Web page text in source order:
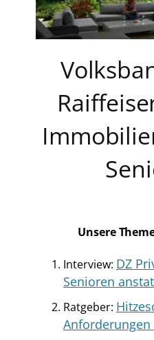
Unsere
Interview: DZ
Senioren
Ratgeber: